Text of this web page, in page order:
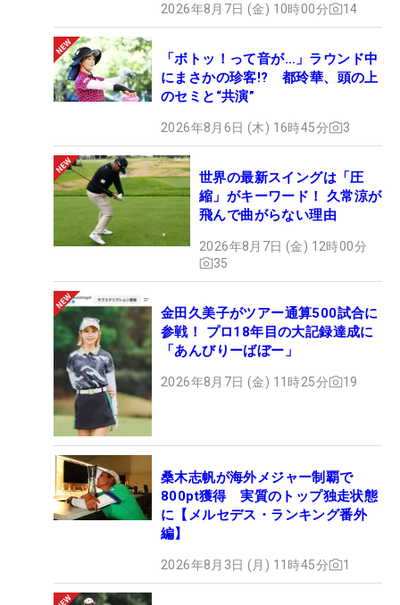
2026年8月7日 (金) 10時00分 14
「ボトッ！って音が…」ラウンド中
にまさかの珍客!? 都玲華、頭の上
のセミと“共演”
2026年8月6日 (木) 16時45分 3
世界の最新スイングは「圧
縮」がキーワード！ 久常涼が
飛んで曲がらない理由
2026年8月7日 (金) 12時00分
35
金田久美子がツアー通算500試合に
参戦！ プロ18年目の大記録達成に
「あんびりーばぼー」
2026年8月7日 (金) 11時25分 19
桑木志帆が海外メジャー制覇で
800pt獲得 実質のトップ独走状態
に【メルセデス・ランキング番外
編】
2026年8月3日 (月) 11時45分 1